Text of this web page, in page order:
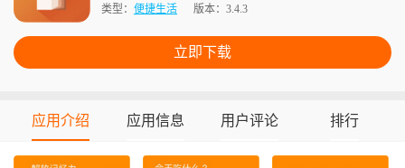
类型： 便捷生活 版本： 3.4.3
立即下载
应用介绍 应用信息 用户评论 排行